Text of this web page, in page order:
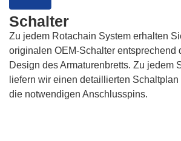
Schalter
Zu jedem Rotachain System erhalten
originalen OEM-Schalter entsprechend
Design des Armaturenbretts. Zu jedem
liefern wir einen detaillierten
die notwendigen Anschlusspins.